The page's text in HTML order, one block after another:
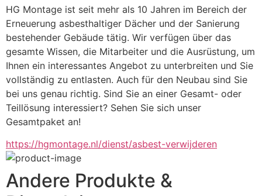
HG Montage ist seit mehr als 10 Jahren im Bereich der
Erneuerung asbesthaltiger Dächer und der Sanierung
bestehender Gebäude tätig. Wir verfügen über das
gesamte Wissen, die Mitarbeiter und die Ausrüstung, um
Ihnen ein interessantes Angebot zu unterbreiten und Sie
vollständig zu entlasten. Auch für den Neubau sind Sie
bei uns genau richtig. Sind Sie an einer Gesamt- oder
Teillösung interessiert? Sehen Sie sich unser
Gesamtpaket an!
https://hgmontage.nl/dienst/asbest-verwijderen
Andere Produkte &